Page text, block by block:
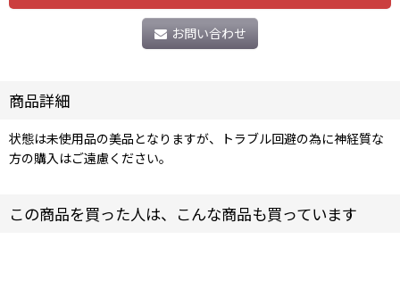
お問い合わせ
商品詳細
状態は未使用品の美品となりますが、トラブル回避の為に神経質な
方の購入はご遠慮ください。
この商品を買った人は、こんな商品も買っています